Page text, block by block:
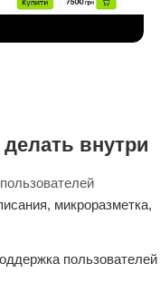
внутри
микроразметка,
пользователей